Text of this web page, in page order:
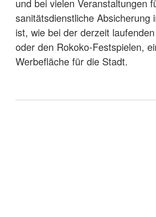
und bei vielen Veranstaltungen
sanitätsdienstliche Absicherung
ist, wie bei der derzeit
oder den Rokoko-Festspielen,
Werbefläche für die Stadt.